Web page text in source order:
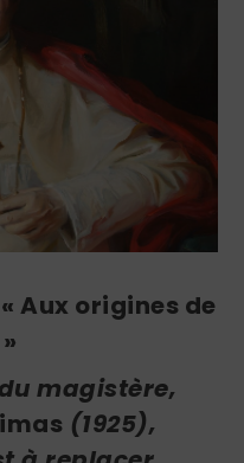
Aux origines de
magistère,
(1925),